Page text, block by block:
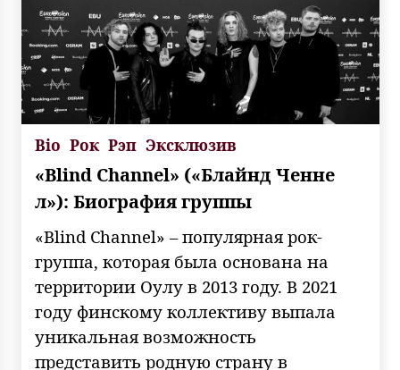
Bio Рок Рэп Эксклюзив
«Blind Channel» («Блайнд Ченне
л»): Биография группы
«Blind Channel» – популярная рок-
группа, которая была основана на
территории Оулу в 2013 году. В 2021
году финскому коллективу выпала
уникальная возможность
представить родную страну в